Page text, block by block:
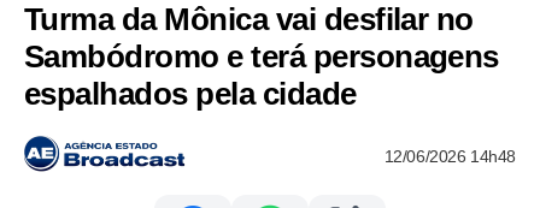
Turma da Mônica vai desfilar no
Sambódromo e terá personagens
espalhados pela cidade
12/06/2026 14h48